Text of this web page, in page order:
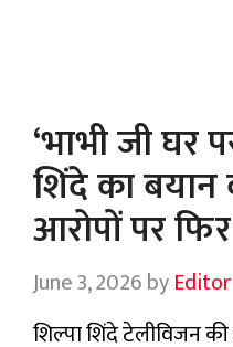
‘भाभी जी घर
शिंदे का बयान
आरोपों पर
June 3, 2026byEditor
शिल्पा शिंदे टेलीविजन